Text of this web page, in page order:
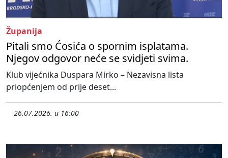
Županija
Pitali smo Ćosića o spornim isplatama.
Njegov odgovor neće se svidjeti svima.
Klub vijećnika Duspara Mirko – Nezavisna lista
priopćenjem od prije deset...
26.07.2026. u 16:00